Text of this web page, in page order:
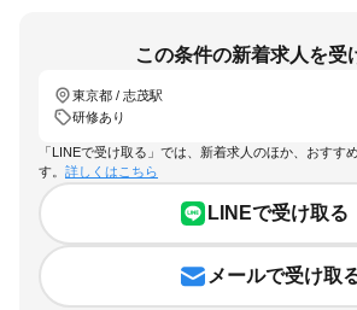
この条件の新着求人を受
東京都 / 志茂駅
研修あり
「LINEで受け取る」では、新着求人のほか、おすす
す。 詳しくはこちら
LINEで受け取る
メールで受け取